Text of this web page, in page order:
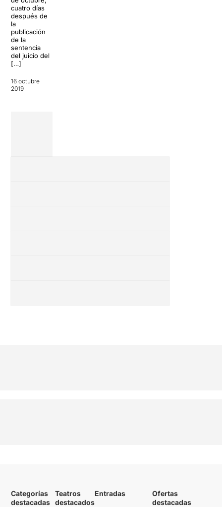
cuatro días
después de
la
publicación
de la
sentencia
del juicio del
[…]
16 octubre
2019
Categorías
destacadas
Teatros
destacados
Entradas
Ofertas
destacadas